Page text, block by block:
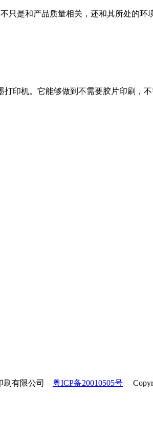
只是和产品质量相关，还和其所处的
印机。它能够做到不需要胶片印刷，
刷有限公司 粤ICP备20010505号